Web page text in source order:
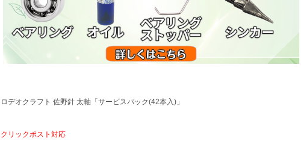
ロデオクラフト 佐野針 太軸「サービスパック(42本入)」
クリックポスト対応